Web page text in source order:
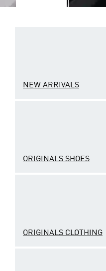
NEW ARRIVALS
ORIGINALS SHOES
ORIGINALS CLOTHING